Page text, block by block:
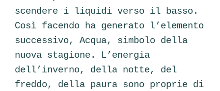
scendere i liquidi verso il basso.
Così facendo ha generato l’elemento
successivo, Acqua, simbolo della
nuova stagione. L’energia
dell’inverno, della notte, del
freddo, della paura sono proprie di